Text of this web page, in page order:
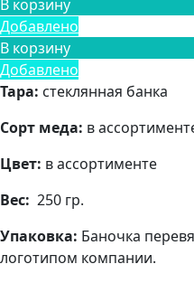
В корзину
Добавлено
В корзину
Добавлено
Тара: стеклянная банка
Сорт меда: в
Цвет: в ассортименте
Вес: 250 гр.
Упаковка: Баночка
логотипом компании.